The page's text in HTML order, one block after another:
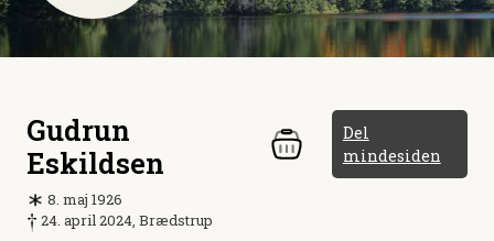
Gudrun
Eskildsen
Del
mindesiden
8. maj 1926
24. april 2024, Brædstrup